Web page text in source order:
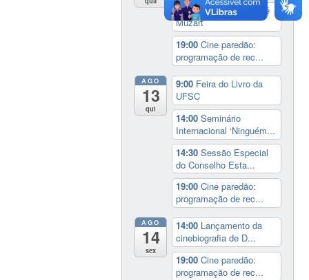
17:00 3º Prêmio Zahidé
Muzart
19:00Cine paredão:
programação de rec...
AGO
13
qui
9:00 Feira do Livro da
UFSC
14:00Seminário
Internacional ‘Ninguém...
14:30Sessão Especial
do Conselho Esta...
19:00Cine paredão:
programação de rec...
AGO
14
sex
14:00 Lançamento da
cinebiografia de D...
19:00Cine paredão:
programação de rec...